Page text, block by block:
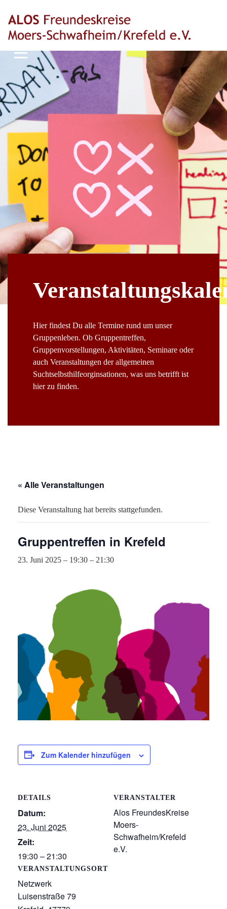
Hier findest Du alle Termine rund um unser
Gruppenleben. Ob Gruppentreffen,
Gruppenvorstellungen, Aktivitäten, Seminare oder
auch Veranstaltungen der allgemeinen
Suchtselbsthilfeorginsationen, was uns betrifft ist
hier zu finden.
« Alle Veranstaltungen
Diese Veranstaltung hat bereits stattgefunden.
Gruppentreffen in Krefeld
23. Juni 2025 – 19:30 – 21:30
Zum Kalender hinzufügen
DETAILS
Datum:
23. Juni 2025
Zeit:
19:30 – 21:30
VERANSTALTUNGSORT
Netzwerk
Luisenstraße 79
VERANSTALTER
Alos FreundesKreise
Moers-
Schwafheim/Krefeld
e.V.